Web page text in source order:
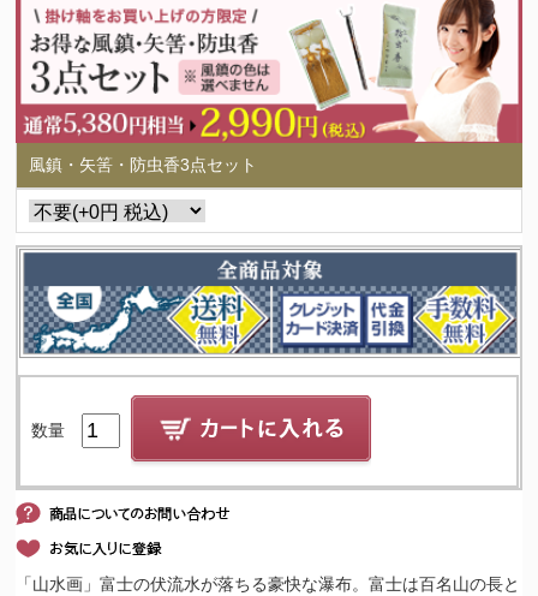
風鎮・矢筈・防虫香3点セット
数量
「山水画」富士の伏流水が落ちる豪快な瀑布。富士は百名山の長と